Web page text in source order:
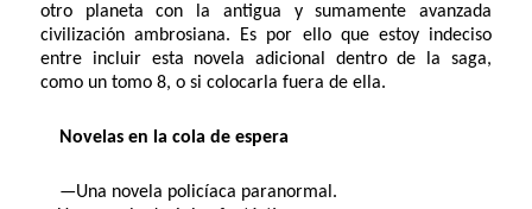
otro planeta con la antigua y sumamente avanzada
civilización ambrosiana. Es por ello que estoy indeciso
entre incluir esta novela adicional dentro de la saga,
como un tomo 8, o si colocarla fuera de ella.
Novelas en la cola de espera
—Una novela policíaca paranormal.